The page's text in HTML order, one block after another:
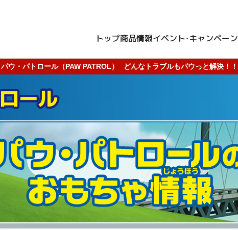
トップ商品情報イベント・キャンペーン
パウ・パトロール（PAW PATROL） どんなトラブルもパウっと解決！！
ール